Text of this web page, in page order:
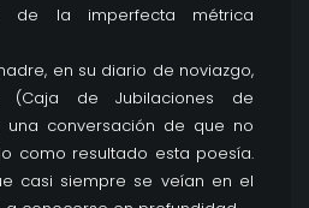
de la imperfecta métrica
en su diario de noviazgo,
de Jubilaciones de
conversación de que no
como resultado esta poesía.
casi siempre se veían en el